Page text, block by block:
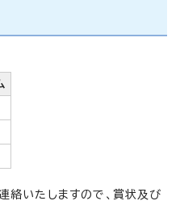
絡いたしますので、賞状及び